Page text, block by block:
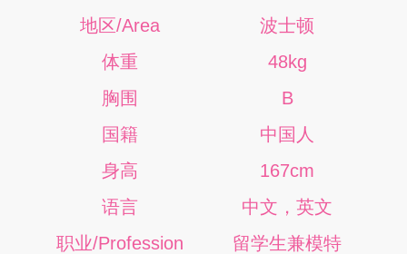
地区/Area
波士顿
体重
48kg
胸围
B
国籍
中国人
身高
167cm
语言
中文，英文
职业/Profession
留学生兼模特